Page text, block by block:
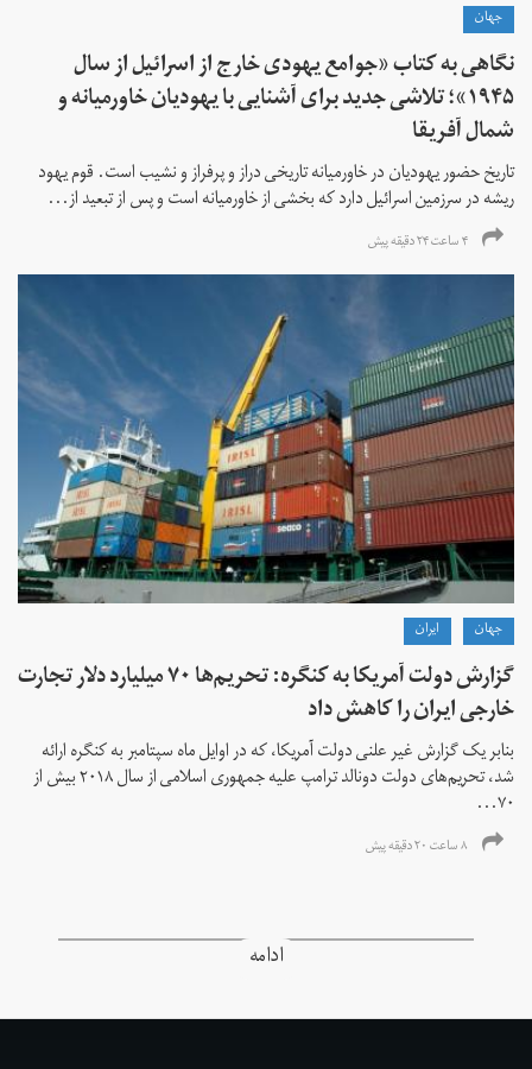
جهان
نگاهی به کتاب «جوامع یهودی خارج از اسرائیل از سال
۱۹۴۵»؛ تلاشی جدید برای آشنایی با یهودیان خاورمیانه و
شمال آفریقا
تاریخ حضور یهودیان در خاورمیانه تاریخی دراز و پرفراز و نشیب است. قوم یهود
ریشه در سرزمین اسرائیل دارد که بخشی از خاورمیانه است و پس از تبعید از...
۴ ساعت ۲۴ دقیقه پیش
جهان ايران
گزارش دولت آمریکا به کنگره: تحریم‌ها ۷۰ میلیارد دلار تجارت
خارجی ایران را کاهش داد
بنابر یک گزارش غیر علنی دولت آمریکا، که در اوایل ماه سپتامبر به کنگره ارائه
شد، تحریم‌های دولت دونالد ترامپ علیه جمهوری اسلامی از سال ۲۰۱۸ بیش از
۷۰...
۸ ساعت ۲۰ دقیقه پیش
ادامه